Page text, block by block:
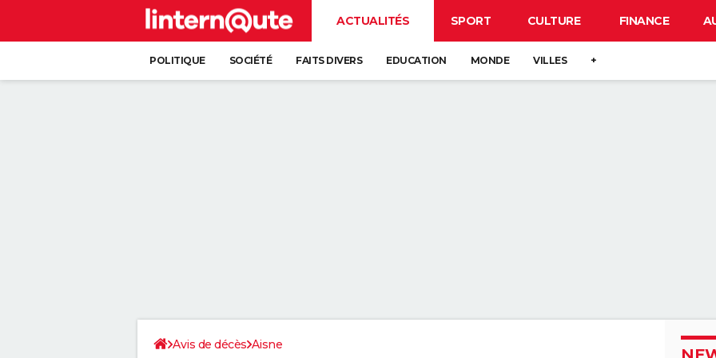
ACTUALITÉS SPORT CULTURE FINANCE
POLITIQUE SOCIÉTÉ FAITS DIVERS EDUCATION MONDE VILLES +
Avis de décès Aisne